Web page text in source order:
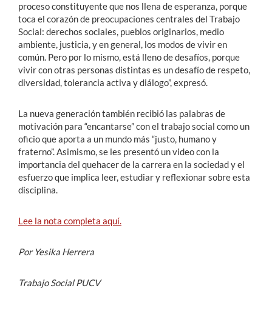
proceso constituyente que nos llena de esperanza, porque
toca el corazón de preocupaciones centrales del Trabajo
Social: derechos sociales, pueblos originarios, medio
ambiente, justicia, y en general, los modos de vivir en
común. Pero por lo mismo, está lleno de desafíos, porque
vivir con otras personas distintas es un desafío de respeto,
diversidad, tolerancia activa y diálogo”, expresó.
La nueva generación también recibió las palabras de
motivación para “encantarse” con el trabajo social como un
oficio que aporta a un mundo más “justo, humano y
fraterno”. Asimismo, se les presentó un video con la
importancia del quehacer de la carrera en la sociedad y el
esfuerzo que implica leer, estudiar y reflexionar sobre esta
disciplina.
Lee la nota completa aquí.
Por Yesika Herrera
Trabajo Social PUCV